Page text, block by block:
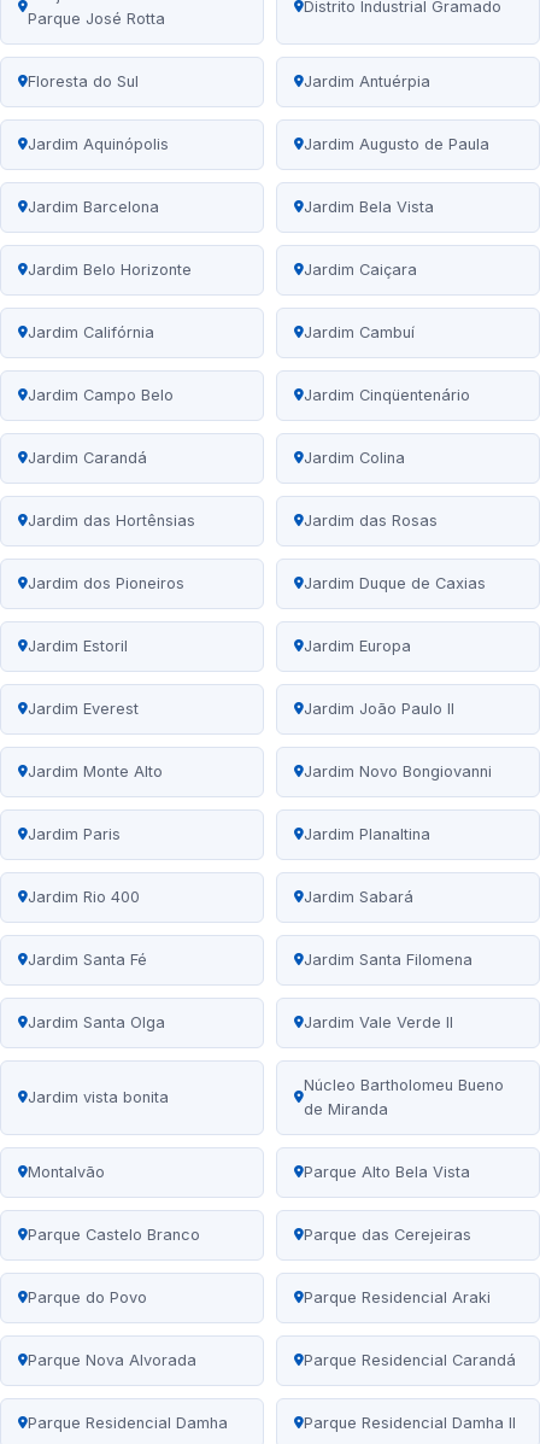
Parque José Rotta
Distrito Industrial Gramado
Floresta do Sul Jardim Antuérpia
Jardim Aquinópolis Jardim Augusto de Paula
Jardim Barcelona Jardim Bela Vista
Jardim Belo Horizonte Jardim Caiçara
Jardim Califórnia Jardim Cambuí
Jardim Campo Belo Jardim Cinqüentenário
Jardim Carandá Jardim Colina
Jardim das Hortênsias Jardim das Rosas
Jardim dos Pioneiros Jardim Duque de Caxias
Jardim Estoril Jardim Europa
Jardim Everest Jardim João Paulo II
Jardim Monte Alto Jardim Novo Bongiovanni
Jardim Paris Jardim Planaltina
Jardim Rio 400 Jardim Sabará
Jardim Santa Fé Jardim Santa Filomena
Jardim Santa Olga Jardim Vale Verde II
Jardim vista bonita
Núcleo Bartholomeu Bueno
de Miranda
Montalvão Parque Alto Bela Vista
Parque Castelo Branco Parque das Cerejeiras
Parque do Povo Parque Residencial Araki
Parque Nova Alvorada Parque Residencial Carandá
Parque Residencial Damha Parque Residencial Damha II